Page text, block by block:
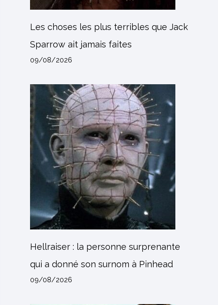
Les choses les plus terribles que Jack
Sparrow ait jamais faites
09/08/2026
Hellraiser : la personne surprenante
qui a donné son surnom à Pinhead
09/08/2026